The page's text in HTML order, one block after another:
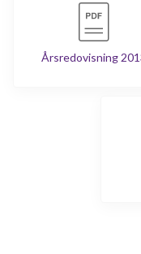
Årsredovisning